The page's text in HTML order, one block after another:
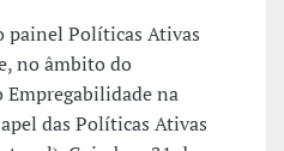
painel Políticas Ativas
no âmbito do
na
das Políticas Ativas